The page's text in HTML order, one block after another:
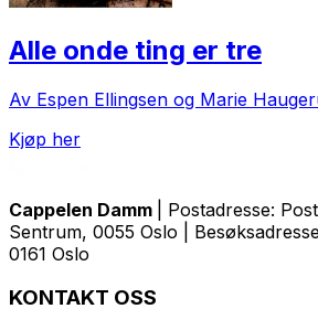
Alle onde ting er tre
Av Espen Ellingsen og Marie
Kjøp her
Cappelen Damm
| Postadresse:
Sentrum, 0055 Oslo |
0161 Oslo
KONTAKT OSS